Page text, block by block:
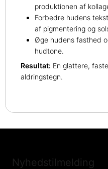
produktionen af
Forbedre hudens
af pigmentering og
Øge hudens fasthed
hudtone.
Resultat: En glattere,
aldringstegn.
Nyhedstilmelding